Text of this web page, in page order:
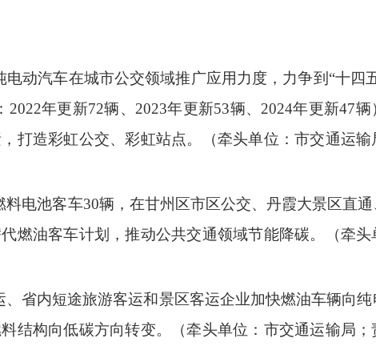
动汽车在城市公交领域推广应用力度，力争到“十四
年更新72辆、2023年更新53辆、2024年更新47
打造彩虹公交、彩虹站点。（牵头单位：市交通运输
电池客车30辆，在甘州区市区公交、丹霞大景区直
燃油客车计划，推动公共交通领域节能降碳。（牵头
省内短途旅游客运和景区客运企业加快燃油车辆向
结构向低碳方向转变。（牵头单位：市交通运输局